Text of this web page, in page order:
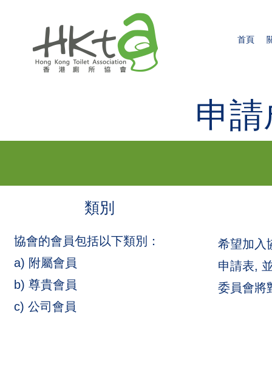
首頁
申
類別
協會的會員包括以下類別：
a) 附屬會員
b) 尊貴會員
c) 公司會員
希望加入
申請表,
委員會將